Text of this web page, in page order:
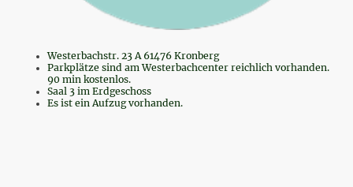
Westerbachstr. 23 A 61476 Kronberg
Parkplätze sind am Westerbachcenter reichlich vorhanden.
90 min kostenlos.
Saal 3 im Erdgeschoss
Es ist ein Aufzug vorhanden.